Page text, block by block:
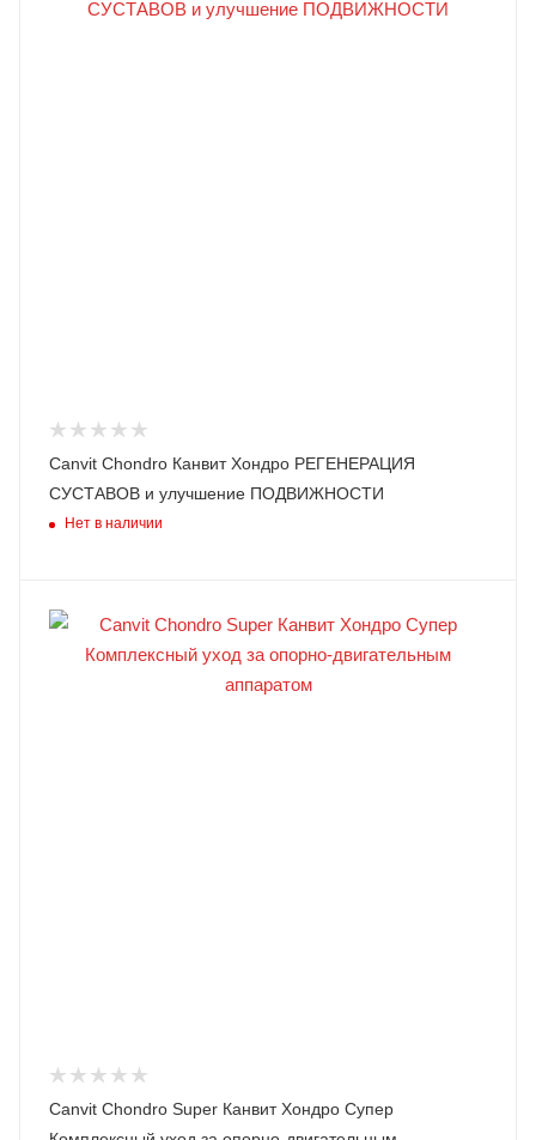
Canvit Chondro Канвит Хондро РЕГЕНЕРАЦИЯ
СУСТАВОВ и улучшение ПОДВИЖНОСТИ
Нет в наличии
Canvit Chondro Super Канвит Хондро Супер